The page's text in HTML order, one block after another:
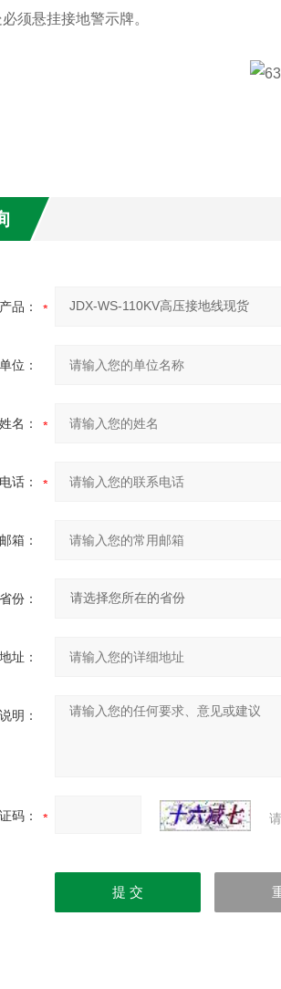
须悬挂接地警示牌。
产品：
位：
名：
话：
箱：
省份：
址：
明：
码：